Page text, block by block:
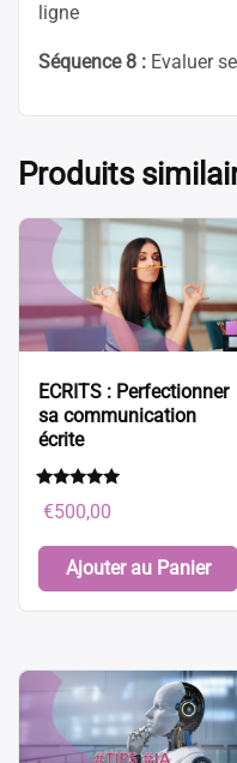
ligne
Séquence 8 : Evaluer
Produits
ECRITS : Perfectionner
sa communication
écrite
Note
5.00
€500,00
Ajouter au Panier